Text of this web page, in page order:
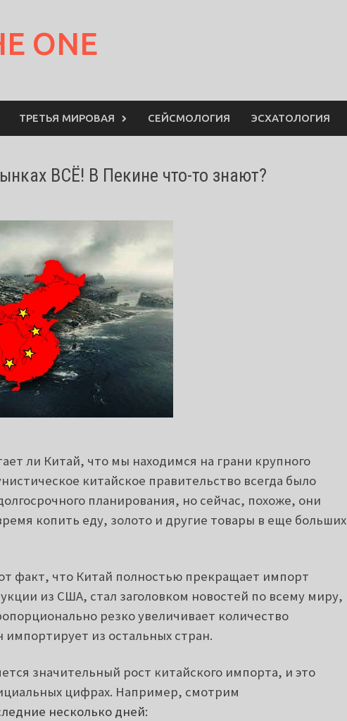
ONE
ТРЕТЬЯ МИРОВАЯ СЕЙСМОЛОГИЯ ЭСХАТОЛОГИЯ
ВСЁ! В Пекине что-то знают?
ли Китай, что мы находимся на грани крупного
китайское правительство всегда было
планирования, но сейчас, похоже, они
копить еду, золото и другие товары в еще больших
факт, что Китай полностью прекращает импорт
из США, стал заголовком новостей по всему миру,
резко увеличивает количество
из остальных стран.
значительный рост китайского импорта, и это
цифрах. Например, смотрим
несколько дней: